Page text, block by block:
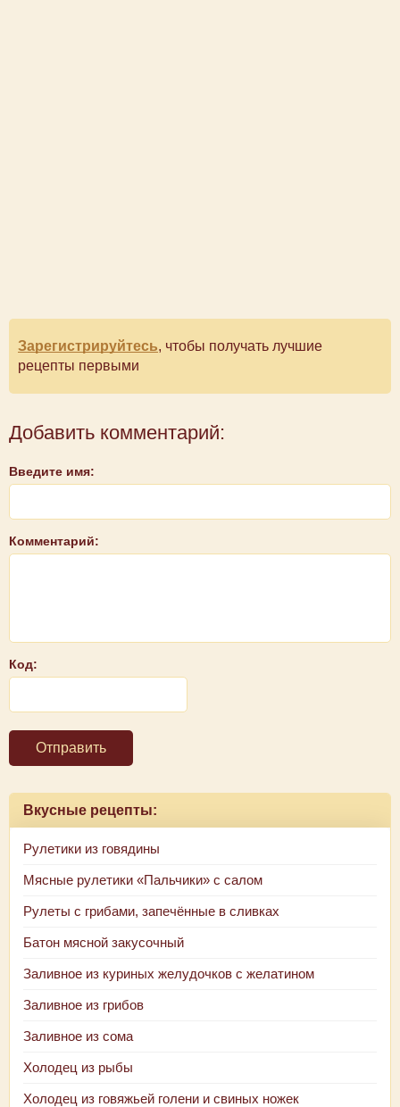
Зарегистрируйтесь, чтобы получать лучшие
рецепты первыми
Добавить комментарий:
Введите имя:
Комментарий:
Код:
Отправить
Вкусные рецепты:
Рулетики из говядины
Мясные рулетики «Пальчики» с салом
Рулеты с грибами, запечённые в сливках
Батон мясной закусочный
Заливное из куриных желудочков с желатином
Заливное из грибов
Заливное из сома
Холодец из рыбы
Холодец из говяжьей голени и свиных ножек